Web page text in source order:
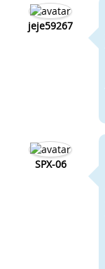
jeje59267
SPX-06